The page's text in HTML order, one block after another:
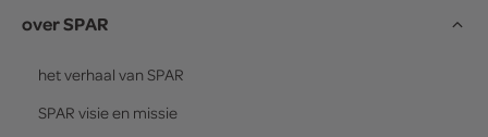
over SPAR
het verhaal van SPAR
SPAR visie en missie